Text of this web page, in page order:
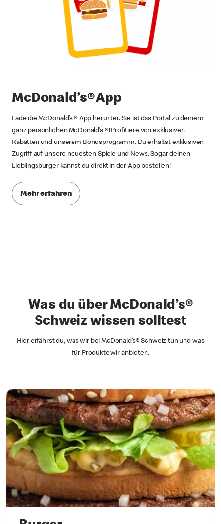
McDonald’s® App
Lade die McDonald’s ® App herunter. Sie ist das Portal zu deinem
ganz persönlichen McDonald’s ®! Profitiere von exklusiven
Rabatten und unserem Bonusprogramm. Du erhältst exklusiven
Zugriff auf unsere neuesten Spiele und News. Sogar deinen
Lieblingsburger kannst du direkt in der App bestellen!
Mehr erfahren
Was du über McDonald’s®
Schweiz wissen solltest
Hier erfährst du, was wir bei McDonald’s® Schweiz tun und was
für Produkte wir anbieten.